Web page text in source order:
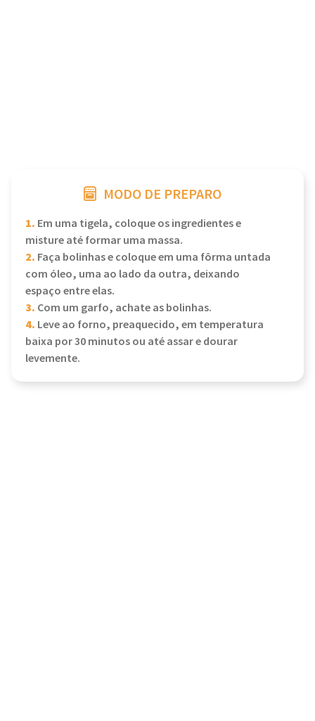
MODO DE PREPARO
1. Em uma tigela, coloque os ingredientes e
misture até formar uma massa.
2. Faça bolinhas e coloque em uma fôrma untada
com óleo, uma ao lado da outra, deixando
espaço entre elas.
3. Com um garfo, achate as bolinhas.
4. Leve ao forno, preaquecido, em temperatura
baixa por 30 minutos ou até assar e dourar
levemente.